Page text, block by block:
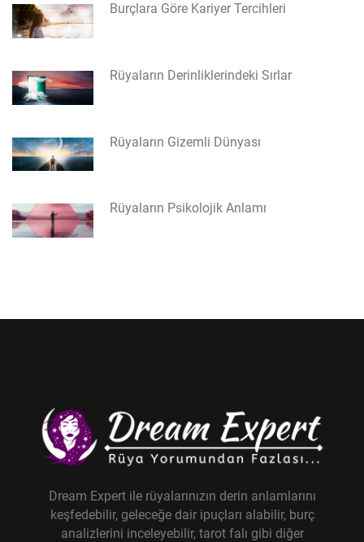
Burçlara Göre Kariyer Tercihleri
Rüyaların Derinliklerindeki Sırlar
Rüyaların Gizemli Dünyası
Rüyaların Psikolojik Anlamı
Dream Expert ile rüyalarınızın derin anlamlarını
keşfedebilir, geleceğe dair ipuçları alabilir, burç
analizlerini inceleyebilir, tarot falı gibi diğer